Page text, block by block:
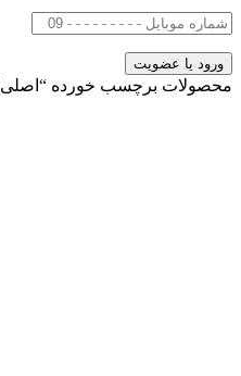
محصولات برچسب خورده “اصلیCT5-CT6”